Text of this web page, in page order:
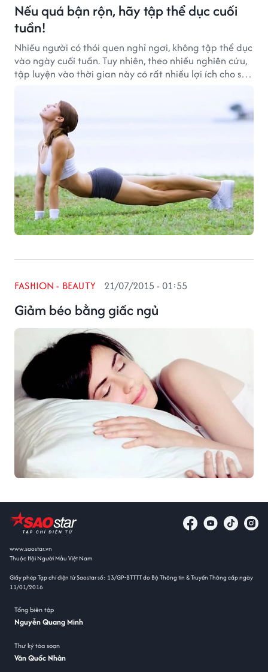
Nếu quá bận rộn, hãy tập thể dục cuối
tuần!
Nhiều người có thói quen nghỉ ngơi, không tập thể dục
vào ngày cuối tuần. Tuy nhiên, theo nhiều nghiên cứu,
tập luyện vào thời gian này có rất nhiều lợi ích cho sức
Giảm béo bằng giấc ngủ
FASHION - BEAUTY 21/07/2015 - 01:55
www.saostar.vn
Thuộc Hội Người Mẫu Việt Nam
Giấy phép Tạp chí điện tử Saostar số: 13/GP-BTTTT do Bộ Thông tin & Truyền Thông cấp ngày
11/01/2016
Tổng biên tập
Nguyễn Quang Minh
Thư ký tòa soạn
Văn Quốc Nhân